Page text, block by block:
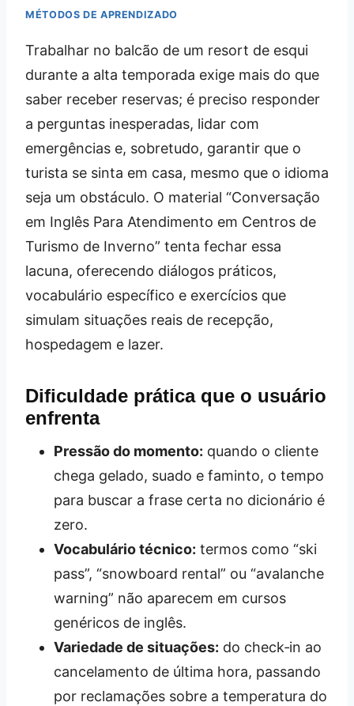
MÉTODOS DE APRENDIZADO
Trabalhar no balcão de um resort de esqui
durante a alta temporada exige mais do que
saber receber reservas; é preciso responder
a perguntas inesperadas, lidar com
emergências e, sobretudo, garantir que o
turista se sinta em casa, mesmo que o idioma
seja um obstáculo. O material “Conversação
em Inglês Para Atendimento em Centros de
Turismo de Inverno” tenta fechar essa
lacuna, oferecendo diálogos práticos,
vocabulário específico e exercícios que
simulam situações reais de recepção,
hospedagem e lazer.
Dificuldade prática que o usuário
enfrenta
Pressão do momento: quando o cliente
chega gelado, suado e faminto, o tempo
para buscar a frase certa no dicionário é
zero.
Vocabulário técnico: termos como “ski
pass”, “snowboard rental” ou “avalanche
warning” não aparecem em cursos
genéricos de inglês.
Variedade de situações: do check‑in ao
cancelamento de última hora, passando
por reclamações sobre a temperatura do